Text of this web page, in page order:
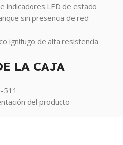
indicadores LED de estado
sin presencia de red
ignífugo de alta resistencia
LA CAJA
511
del producto